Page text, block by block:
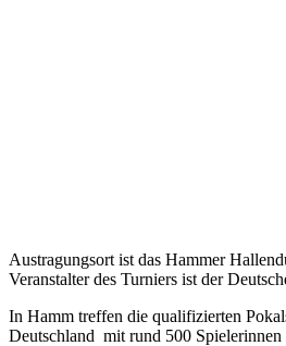
Austragungsort ist das Hammer
Veranstalter des Turniers ist der
In Hamm treffen die qualifizierten
Deutschland mit rund 500 Spielerinnen